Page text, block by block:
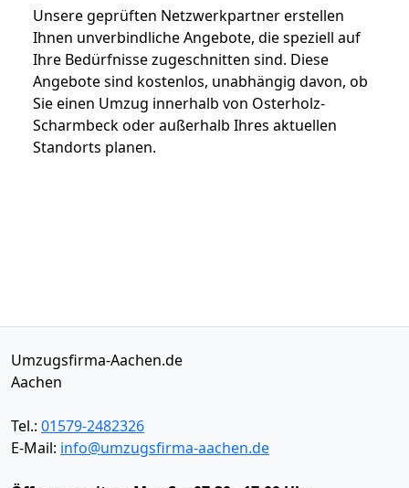
Unsere geprüften Netzwerkpartner erstellen
Ihnen unverbindliche Angebote, die speziell auf
Ihre Bedürfnisse zugeschnitten sind. Diese
Angebote sind kostenlos, unabhängig davon, ob
Sie einen Umzug innerhalb von Osterholz-
Scharmbeck oder außerhalb Ihres aktuellen
Standorts planen.
Umzugsfirma-Aachen.de
Aachen
Tel.: 01579-2482326
E-Mail: info@umzugsfirma-aachen.de